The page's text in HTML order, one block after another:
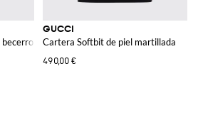
con detalle Web
GUCCI
Cartera Softbit de piel martillada
490,00 €